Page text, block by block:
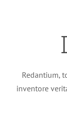
Redantium,
inventore